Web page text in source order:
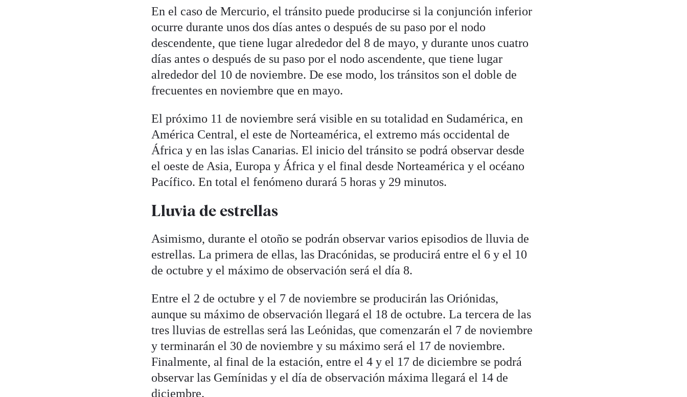
En el caso de Mercurio, el tránsito puede producirse si la conjunción inferior
ocurre durante unos dos días antes o después de su paso por el nodo
descendente, que tiene lugar alrededor del 8 de mayo, y durante unos cuatro
días antes o después de su paso por el nodo ascendente, que tiene lugar
alrededor del 10 de noviembre. De ese modo, los tránsitos son el doble de
frecuentes en noviembre que en mayo.
El próximo 11 de noviembre será visible en su totalidad en Sudamérica, en
América Central, el este de Norteamérica, el extremo más occidental de
África y en las islas Canarias. El inicio del tránsito se podrá observar desde
el oeste de Asia, Europa y África y el final desde Norteamérica y el océano
Pacífico. En total el fenómeno durará 5 horas y 29 minutos.
Lluvia de estrellas
Asimismo, durante el otoño se podrán observar varios episodios de lluvia de
estrellas. La primera de ellas, las Dracónidas, se producirá entre el 6 y el 10
de octubre y el máximo de observación será el día 8.
Entre el 2 de octubre y el 7 de noviembre se producirán las Oriónidas,
aunque su máximo de observación llegará el 18 de octubre. La tercera de las
tres lluvias de estrellas será las Leónidas, que comenzarán el 7 de noviembre
y terminarán el 30 de noviembre y su máximo será el 17 de noviembre.
Finalmente, al final de la estación, entre el 4 y el 17 de diciembre se podrá
observar las Gemínidas y el día de observación máxima llegará el 14 de
diciembre.